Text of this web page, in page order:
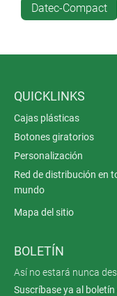
Datec-Compact
QUICKLINKS
Cajas plásticas
Botones giratorios
Personalización
Red de distribución en
mundo
Mapa del sitio
BOLETÍN
Así no estará nunca
Suscríbase ya al boletín